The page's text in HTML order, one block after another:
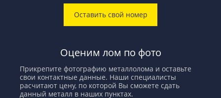
Оставить свой номер
Оценим лом по фото
Прикрепите фотографию металлолома и оставьте
свои контактные данные. Наши специалисты
расчитают цену, по которой Вы сможете сдать
данный металл в наших пунктах.